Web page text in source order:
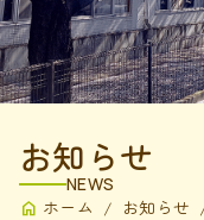
お知らせ
NEWS
ホーム お知らせ